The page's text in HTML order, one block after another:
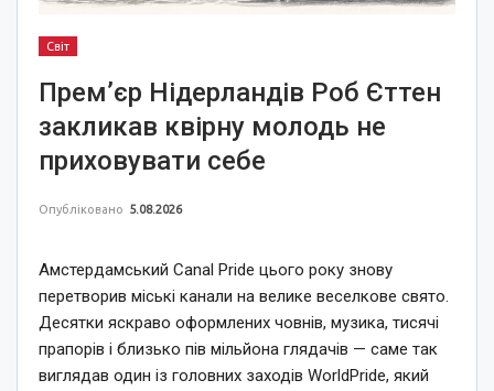
Світ
Прем’єр Нідерландів Роб Єттен
закликав квірну молодь не
приховувати себе
Опубліковано 5.08.2026
Амстердамський Canal Pride цього року знову
перетворив міські канали на велике веселкове свято.
Десятки яскраво оформлених човнів, музика, тисячі
прапорів і близько пів мільйона глядачів — саме так
виглядав один із головних заходів WorldPride, який